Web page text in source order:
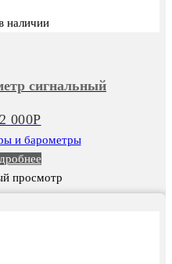
наличии
сигнальный
000Р
и барометры
просмотр